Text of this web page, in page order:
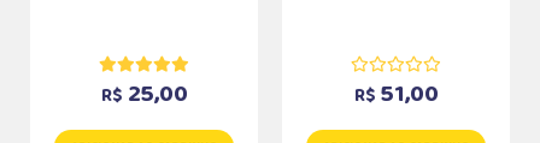
R$ 25,00 R$ 51,00